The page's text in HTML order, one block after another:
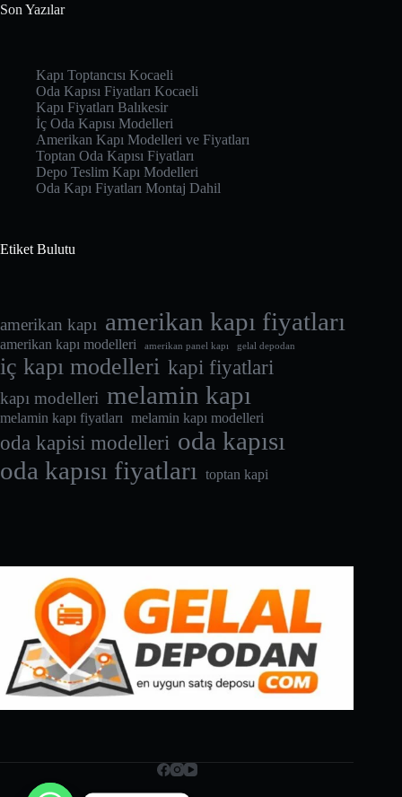
Son Yazılar
Kapı Toptancısı Kocaeli
Oda Kapısı Fiyatları Kocaeli
Kapı Fiyatları Balıkesir
İç Oda Kapısı Modelleri
Amerikan Kapı Modelleri ve Fiyatları
Toptan Oda Kapısı Fiyatları
Depo Teslim Kapı Modelleri
Oda Kapı Fiyatları Montaj Dahil
Etiket Bulutu
amerikan kapı amerikan kapı fiyatları
amerikan kapı modelleri amerikan panel kapı gelal depodan
iç kapı modelleri kapi fiyatlari
kapı modelleri melamin kapı
melamin kapı fiyatları melamin kapı modelleri
oda kapisi modelleri oda kapısı
oda kapısı fiyatları
toptan kapi